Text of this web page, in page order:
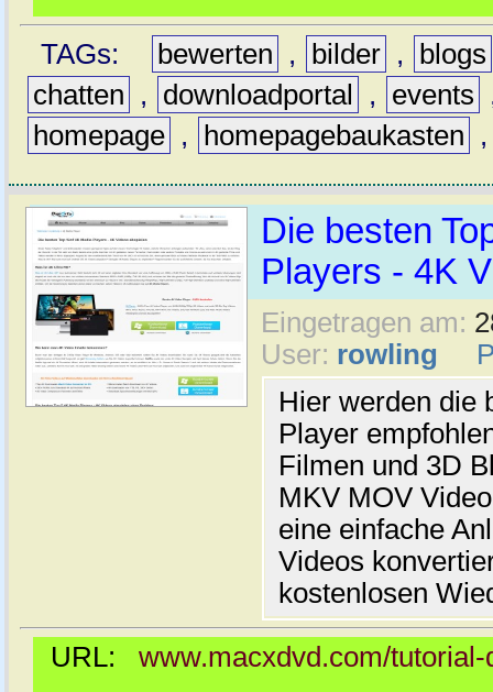
TAGs: bewerten , bilder ,
blogs
chatten
, downloadportal , events
homepage , homepagebaukasten
Die besten
Players - 4K
Eingetragen am:
User: rowling
Hier werden die
Player
Filmen und 3D
MKV MOV
eine einfache
Videos
kostenlosen
URL: www.macxdvd.com/